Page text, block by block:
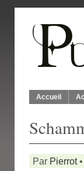
Accueil
Par Pierrot•